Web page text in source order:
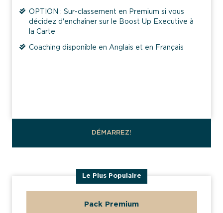
OPTION : Sur-classement en Premium si vous
décidez d'enchaîner sur le Boost Up Executive à
la Carte
Coaching disponible en Anglais et en Français
DÉMARREZ!
Le Plus Populaire
Pack Premium